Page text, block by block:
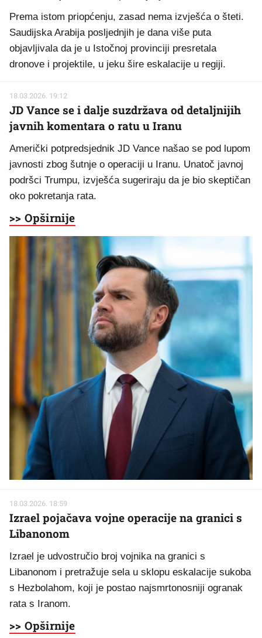
Prema istom priopćenju, zasad nema izvješća o šteti.
Saudijska Arabija posljednjih je dana više puta
objavljivala da je u Istočnoj provinciji presretala
dronove i projektile, u jeku šire eskalacije u regiji.
18.03.2026. 19:12
JD Vance se i dalje suzdržava od detaljnijih
javnih komentara o ratu u Iranu
Američki potpredsjednik JD Vance našao se pod lupom
javnosti zbog šutnje o operaciji u Iranu. Unatoč javnoj
podršci Trumpu, izvješća sugeriraju da je bio skeptičan
oko pokretanja rata.
>> Opširnije
18.03.2026. 18:59
Izrael pojačava vojne operacije na granici s
Libanonom
Izrael je udvostručio broj vojnika na granici s
Libanonom i pretražuje sela u sklopu eskalacije sukoba
s Hezbolahom, koji je postao najsmrtonosniji ogranak
rata s Iranom.
>> Opširnije